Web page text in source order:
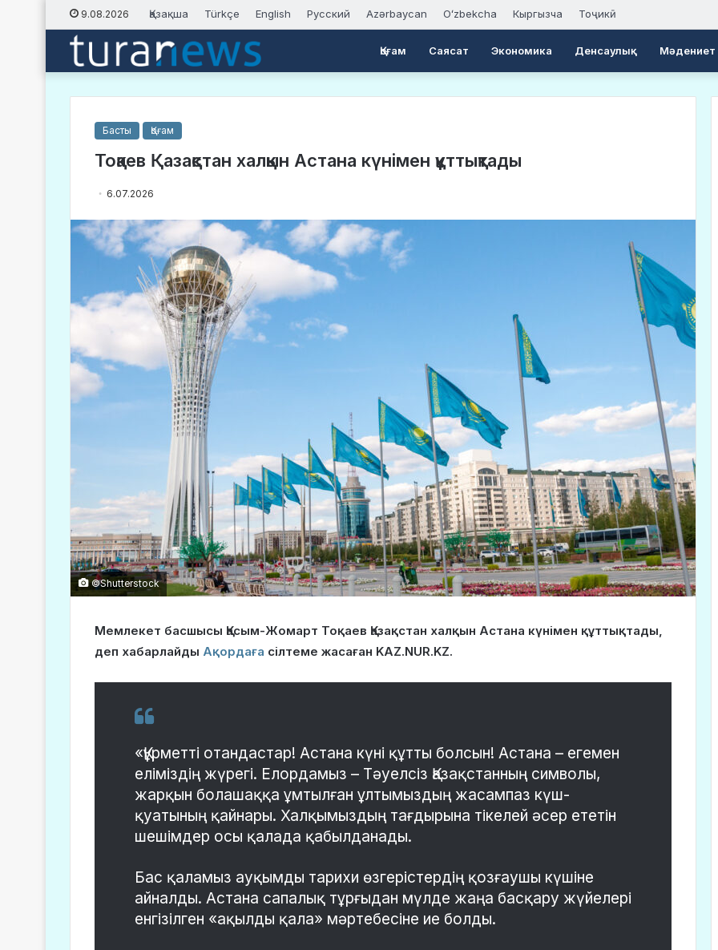
9.08.2026 Қазақша Türkçe English Русский Azərbaycan Oʻzbekcha Кыргызча Тоҷикӣ
Қоғам Саясат Экономика Денсаулық Мәдениет
Басты Қоғам
Тоқаев Қазақстан халқын Астана күнімен құттықтады
6.07.2026
©Shutterstock
Мемлекет басшысы Қасым-Жомарт Тоқаев Қазақстан халқын Астана күнімен құттықтады,
деп хабарлайды Ақордаға сілтеме жасаған KAZ.NUR.KZ.
«Құрметті отандастар! Астана күні құтты болсын! Астана – егемен
еліміздің жүрегі. Елордамыз – Тәуелсіз Қазақстанның символы,
жарқын болашаққа ұмтылған ұлтымыздың жасампаз күш-
қуатының қайнары. Халқымыздың тағдырына тікелей әсер ететін
шешімдер осы қалада қабылданады.
Бас қаламыз ауқымды тарихи өзгерістердің қозғаушы күшіне
айналды. Астана сапалық тұрғыдан мүлде жаңа басқару жүйелері
енгізілген «ақылды қала» мәртебесіне ие болды.